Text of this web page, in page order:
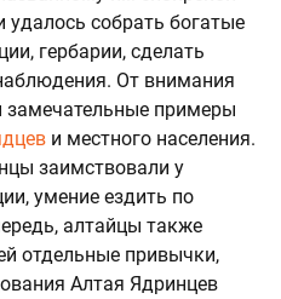
собрать богатые
гербарии, сделать
От внимания
замечательные примеры
и местного населения.
заимствовали у
умение ездить по
алтайцы также
отдельные привычки,
Алтая Ядринцев